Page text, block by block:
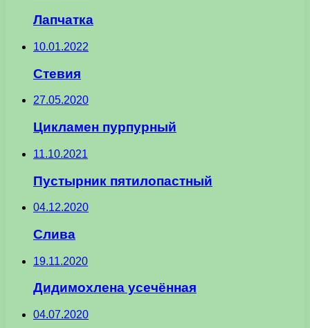
Лапчатка
10.01.2022
Стевия
27.05.2020
Цикламен пурпурный
11.10.2021
Пустырник пятилопастный
04.12.2020
Слива
19.11.2020
Дидимохлена усечённая
04.07.2020